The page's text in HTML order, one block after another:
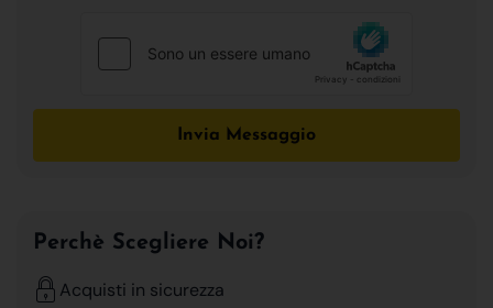
Invia Messaggio
Perchè Scegliere Noi?
Acquisti in sicurezza